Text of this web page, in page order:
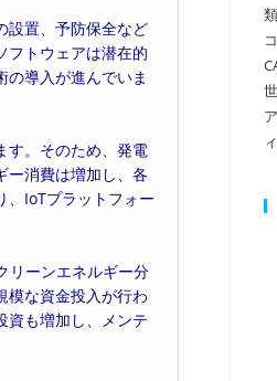
設置、予防保全など
フトウェアは潜在的
導入が進んでいま
す。そのため、発電
ー消費は増加し、各
、IoTプラットフォー
リーンエネルギー分
模な資金投入が行わ
資も増加し、メンテ